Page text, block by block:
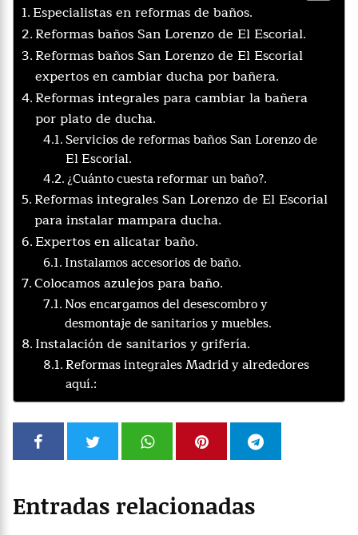
Especialistas en reformas de baños.
Reformas baños San Lorenzo de El Escorial.
Reformas baños San Lorenzo de El Escorial
expertos en cambiar ducha por bañera.
Reformas integrales para cambiar la bañera
por plato de ducha.
Servicios de reformas baños San Lorenzo de
El Escorial.
¿Cuánto cuesta reformar un baño?.
Reformas integrales San Lorenzo de El Escorial
para instalar mampara ducha.
Expertos en alicatar baño.
Instalamos accesorios de baño.
Colocamos azulejos para baño.
Nos encargamos del desescombro y
desmontaje de sanitarios y muebles.
Instalación de sanitarios y grifería.
Reformas integrales Madrid y alrededores
aquí.:
Entradas relacionadas